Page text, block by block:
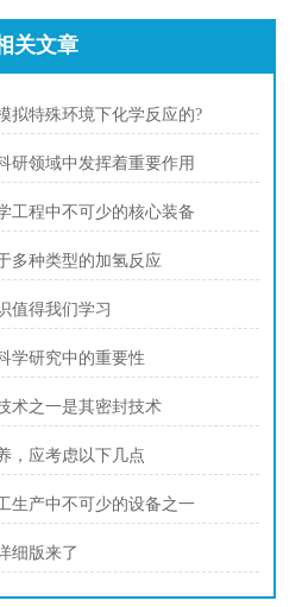
关文章
拟特殊环境下化学反应的?
研领域中发挥着重要作用
工程中不可少的核心装备
多种类型的加氢反应
值得我们学习
学研究中的重要性
术之一是其密封技术
，应考虑以下几点
生产中不可少的设备之一
细版来了